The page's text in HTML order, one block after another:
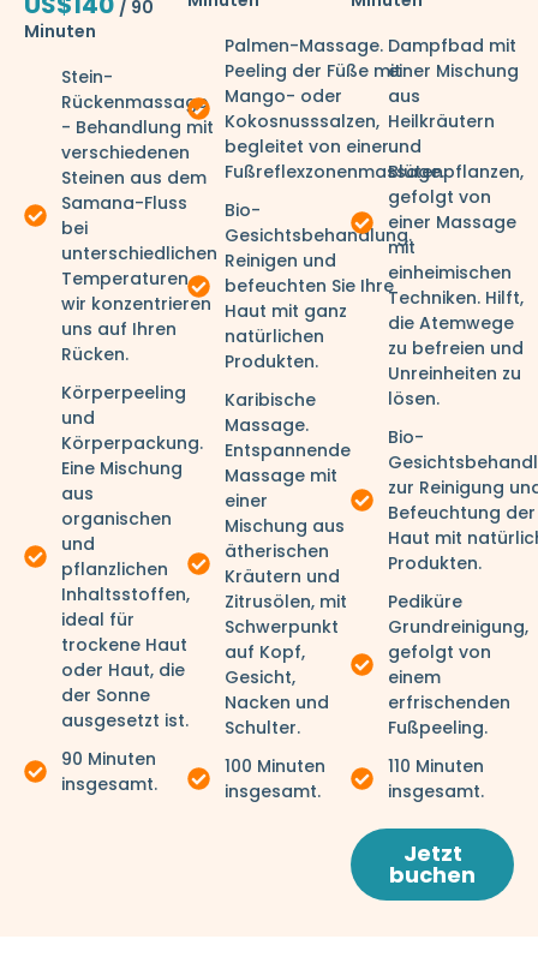
/ 90
Minuten
Stein-
Rückenmassage
- Behandlung mit
verschiedenen
Steinen aus dem
Samana-Fluss
bei
unterschiedlichen
Temperaturen,
wir konzentrieren
uns auf Ihren
Rücken.
Körperpeeling
und
Körperpackung.
Eine Mischung
aus
organischen
und
pflanzlichen
Inhaltsstoffen,
ideal für
trockene Haut
oder Haut, die
der Sonne
ausgesetzt ist.
90 Minuten
insgesamt.
Palmen-Massage.
Peeling der Füße mit
Mango- oder
Kokosnusssalzen,
begleitet von einer
Fußreflexzonenmassage.
Bio-
Gesichtsbehandlung.
Reinigen und
befeuchten Sie Ihre
Haut mit ganz
natürlichen
Produkten.
Karibische
Massage.
Entspannende
Massage mit
einer
Mischung aus
ätherischen
Kräutern und
Zitrusölen, mit
Schwerpunkt
auf Kopf,
Gesicht,
Nacken und
Schulter.
100 Minuten
insgesamt.
Dampfbad mit
einer Mischung
aus
Heilkräutern
und
Blütenpflanzen,
gefolgt von
einer Massage
mit
einheimischen
Techniken. Hilft,
die Atemwege
zu befreien und
Unreinheiten zu
lösen.
Bio-
zur Reinigung
Befeuchtung der
Haut mit
Produkten.
Pediküre
Grundreinigung,
gefolgt von
einem
erfrischenden
Fußpeeling.
110 Minuten
insgesamt.
Jetzt
buchen